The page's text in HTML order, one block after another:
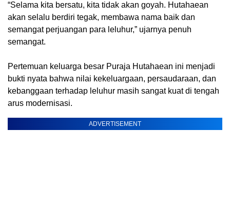
‎“Selama kita bersatu, kita tidak akan goyah. Hutahaean
akan selalu berdiri tegak, membawa nama baik dan
semangat perjuangan para leluhur,” ujarnya penuh
semangat.
‎Pertemuan keluarga besar Puraja Hutahaean ini menjadi
bukti nyata bahwa nilai kekeluargaan, persaudaraan, dan
kebanggaan terhadap leluhur masih sangat kuat di tengah
arus modernisasi.
ADVERTISEMENT